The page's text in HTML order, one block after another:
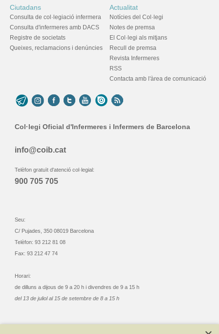
Ciutadans
Consulta de col·legiació infermera
Consulta d'infermeres amb DACS
Registre de societats
Queixes, reclamacions i denúncies
Actualitat
Notícies del Col·legi
Notes de premsa
El Col·legi als mitjans
Recull de premsa
Revista Infermeres
RSS
Contacta amb l'àrea de comunicació
Col·legi Oficial d'Infermeres i Infermers de Barcelona
info@coib.cat
Telèfon gratuït d'atenció col·legial:
900 705 705
Seu:
C/ Pujades, 350 08019 Barcelona
Telèfon: 93 212 81 08
Fax: 93 212 47 74
Horari:
de dilluns a dijous de 9 a 20 h i divendres de 9 a 15 h
del 13 de juliol al 15 de setembre de 8 a 15 h